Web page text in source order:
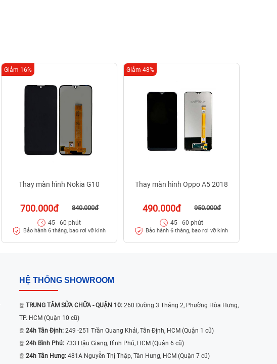
Thay màn hình Nokia G10
700.000đ 840.000đ
Giảm 16%
45 - 60 phút
Bảo hành 6 tháng, bao rơi vỡ kính
Thay màn hình Oppo A5 2018
490.000đ 950.000đ
Giảm 48%
45 - 60 phút
Bảo hành 6 tháng, bao rơi vỡ kính
HỆ THỐNG SHOWROOM
TRUNG TÂM SỬA CHỮA - QUẬN 10: 260 Đường 3 Tháng 2, Phường Hòa Hưng,
TP. HCM (Quận 10 cũ)
24h Tân Định: 249 -251 Trần Quang Khải, Tân Định, HCM (Quận 1 cũ)
24h Bình Phú: 733 Hậu Giang, Bình Phú, HCM (Quận 6 cũ)
24h Tân Hưng: 481A Nguyễn Thị Thập, Tân Hưng, HCM (Quận 7 cũ)